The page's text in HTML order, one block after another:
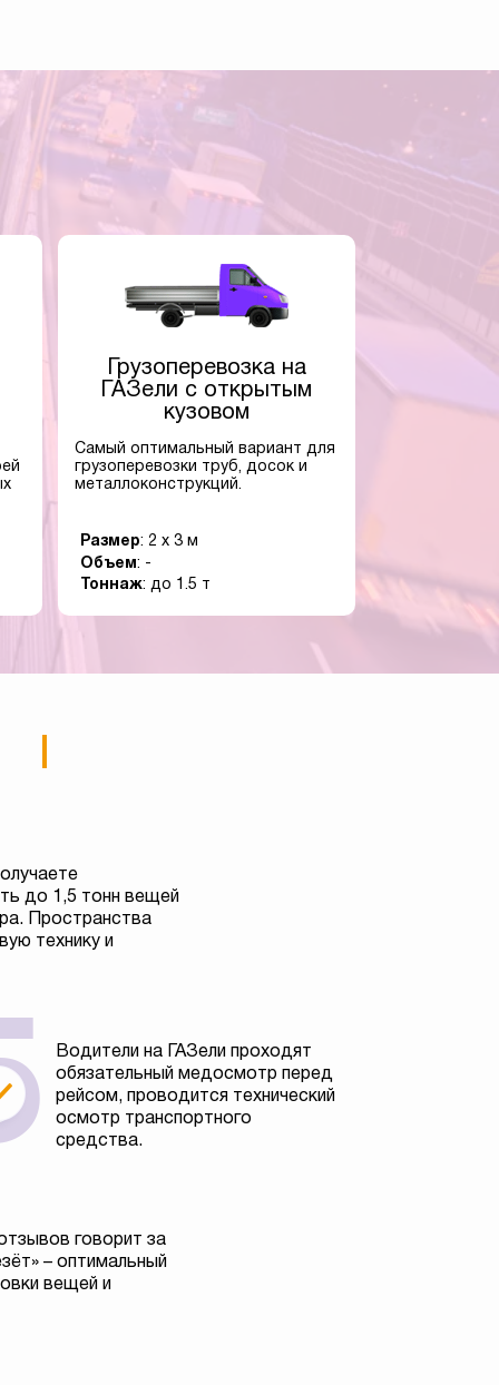
Грузоперевозка на
ГАЗели с открытым
кузовом
Самый оптимальный вариант для
грузоперевозки труб, досок и
металлоконструкций.
Размер: 2 x 3 м
Объем: -
Тоннаж: до 1.5 т
до 1,5 тонн вещей
Пространства
технику и
Водители на ГАЗели проходят
обязательный медосмотр перед
рейсом, проводится технический
осмотр транспортного
средства.
говорит за
– оптимальный
вещей и